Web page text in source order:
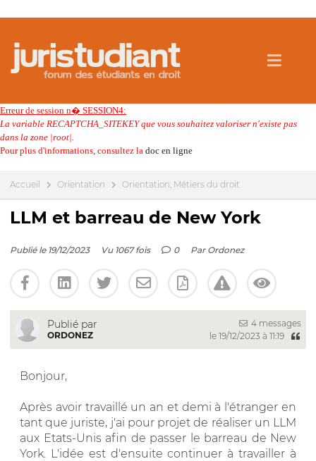
Erreur de session n� SESSION4:
La variable RECAPTCHA_SITEKEY que vous souhaitez valoriser n'existe pas
dans la zone |root|.
Pour plus d'informations, consultez la doc en ligne
Accueil Orientation Orientation, Métiers du droit
LLM et barreau de New York
Publié le 19/12/2023 Vu 1067 fois 0 Par Ordonez
Publié par
ORDONEZ
4 messages
le 19/12/2023 à 11:19
Bonjour,
Après avoir travaillé un an et demi à l'étranger en
tant que juriste, j'ai pour projet de réaliser un LLM
aux Etats-Unis afin de passer le barreau de New
York. L'idée est d'ensuite continuer à travailler à